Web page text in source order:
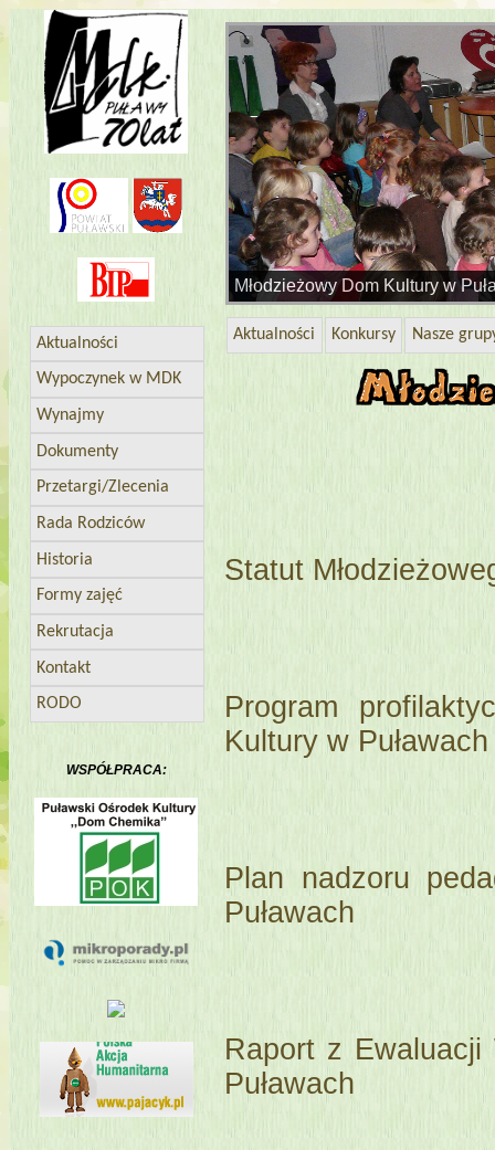
Aktualności
Wypoczynek w MDK
Wynajmy
Dokumenty
Przetargi/Zlecenia
Rada Rodziców
Historia
Formy zajęć
Rekrutacja
Kontakt
RODO
WSPÓŁPRACA:
Aktualności Konkursy Nasze
Statut
Program
Kultury w Puławach
Plan nadzoru
Puławach
Raport z Ewaluacji
Puławach